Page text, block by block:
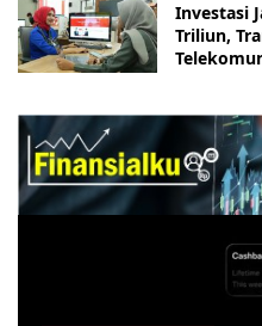
Investasi
Triliun,